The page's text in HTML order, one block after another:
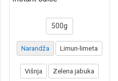
500g
Narandža Limun-limeta
Višnja Zelena jabuka